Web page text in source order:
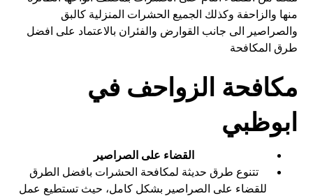
منها والزاحفة وكذلك الجميع الحشرات المنزلية كالبق
والصراصير الى جانب القوارض والفئران بالاعتماد على افضل
طرق المكافحة
مكافحة الزواحف في
ابوظبي
القضاء على الصراصير
تتنوع طرق حديثة لمكافحة الحشرات بافضل الطرق
للقضاء على الصراصير بشكل كامل، حيث تستطيع عمل